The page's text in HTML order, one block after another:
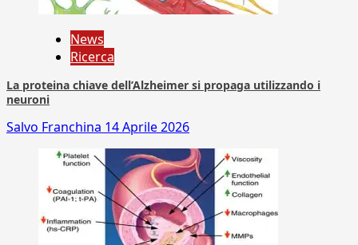
News
Ricerca
La proteina chiave dell’Alzheimer si propaga utilizzando i
neuroni
Salvo Franchina 14 Aprile 2026